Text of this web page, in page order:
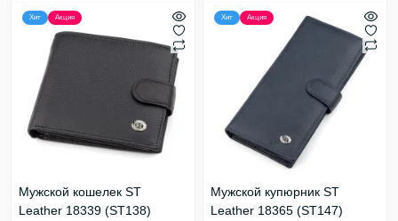
Хит Акция
Мужской кошелек ST
Leather 18339 (ST138)
Хит Акция
Мужской купюрник ST
Leather 18365 (ST147)